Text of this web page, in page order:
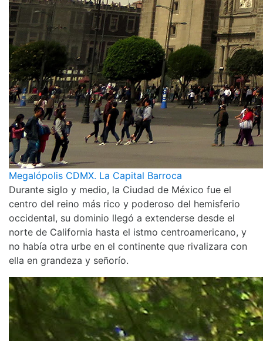
Megalópolis CDMX. La Capital Barroca
Durante siglo y medio, la Ciudad de México fue el
centro del reino más rico y poderoso del hemisferio
occidental, su dominio llegó a extenderse desde el
norte de California hasta el istmo centroamericano, y
no había otra urbe en el continente que rivalizara con
ella en grandeza y señorío.